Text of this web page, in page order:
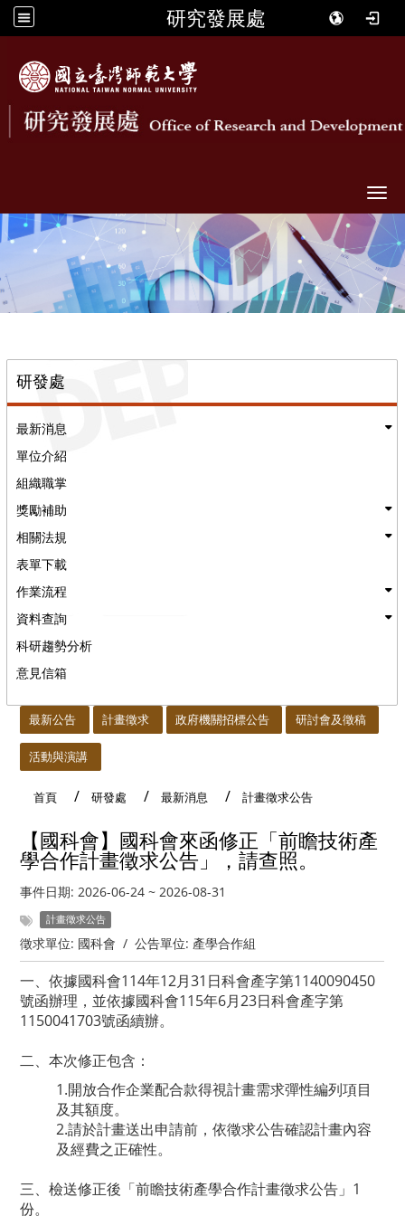
研究發展處
研發處
最新消息
單位介紹
組織職掌
獎勵補助
相關法規
表單下載
作業流程
資料查詢
科研趨勢分析
意見信箱
最新公告 計畫徵求 政府機關招標公告 研討會及徵稿
活動與演講
首頁 研發處 最新消息 計畫徵求公告
【國科會】國科會來函修正「前瞻技術產
學合作計畫徵求公告」，請查照。
事件日期: 2026-06-24 ~ 2026-08-31
計畫徵求公告
徵求單位: 國科會 / 公告單位: 產學合作組
一、依據國科會114年12月31日科會產字第1140090450
號函辦理，並依據國科會115年6月23日科會產字第
1150041703號函續辦。
二、本次修正包含：
1.開放合作企業配合款得視計畫需求彈性編列項目
及其額度。
2.請於計畫送出申請前，依徵求公告確認計畫內容
及經費之正確性。
三、檢送修正後「前瞻技術產學合作計畫徵求公告」1
份。